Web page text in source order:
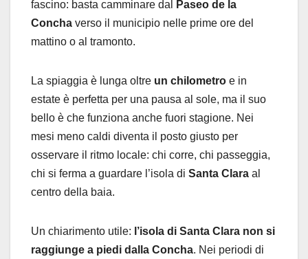
fascino: basta camminare dal
Paseo de la
Concha verso il municipio nelle prime ore del
mattino o al tramonto.
La spiaggia è lunga oltre un chilometro e in
estate è perfetta per una pausa al sole, ma il suo
bello è che funziona anche fuori stagione. Nei
mesi meno caldi diventa il posto giusto per
osservare il ritmo locale: chi corre, chi passeggia,
chi si ferma a guardare l’isola di Santa Clara al
centro della baia.
Un chiarimento utile: l’isola di Santa Clara non si
raggiunge a piedi dalla Concha. Nei periodi di